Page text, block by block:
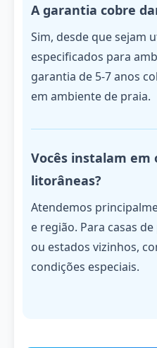
A garantia cobre
Sim, desde que sejam
especificados para
garantia de 5-7 anos
em ambiente de praia.
Vocês instalam em
litorâneas?
Atendemos
e região. Para casas
ou estados vizinhos,
condições especiais.